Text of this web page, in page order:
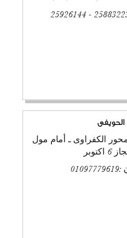
25883223 -
الحويفى
الكفراوى ـ أمام مول
6 اكتوبر
:
01097779619